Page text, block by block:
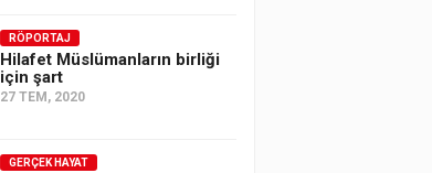
RÖPORTAJ
Hilafet Müslümanların birliği
için şart
27 TEM, 2020
GERÇEK HAYAT